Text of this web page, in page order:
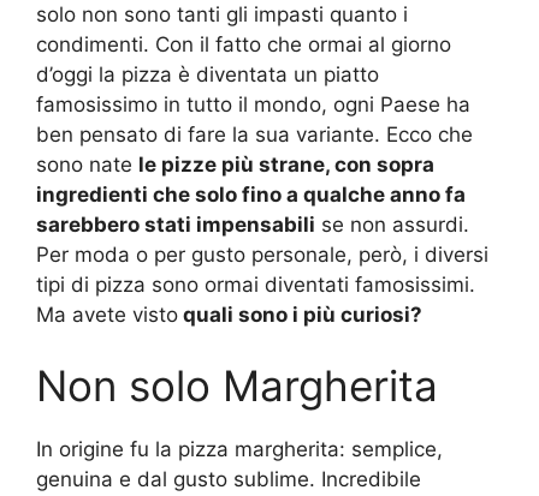
solo non sono tanti gli impasti quanto i
condimenti. Con il fatto che ormai al giorno
d’oggi la pizza è diventata un piatto
famosissimo in tutto il mondo, ogni Paese ha
ben pensato di fare la sua variante. Ecco che
sono nate le pizze più strane, con sopra
ingredienti che solo fino a qualche anno fa
sarebbero stati impensabili se non assurdi.
Per moda o per gusto personale, però, i diversi
tipi di pizza sono ormai diventati famosissimi.
Ma avete visto quali sono i più curiosi?
Non solo Margherita
In origine fu la pizza margherita: semplice,
genuina e dal gusto sublime. Incredibile